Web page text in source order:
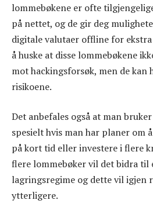
lommebøkene er ofte
på nettet, og de gir deg
digitale valutaer offline for
å huske at disse lommebøkene
mot hackingsforsøk, men de kan
risikoene.
Det anbefales også at man
spesielt hvis man har planer om
på kort tid eller investere i flere
flere lommebøker vil det bidra til
lagringsregime og dette vil igjen
ytterligere.